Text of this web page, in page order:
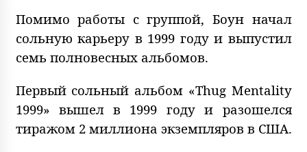
Помимо работы с группой, Боун начал
сольную карьеру в 1999 году и выпустил
семь полновесных альбомов.
Первый сольный альбом «Thug Mentality
1999» вышел в 1999 году и разошелся
тиражом 2 миллиона экземпляров в США.